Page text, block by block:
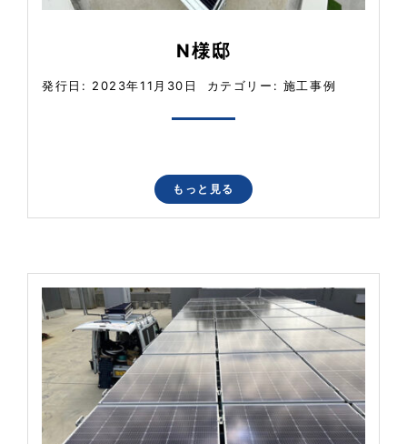
N様邸
発行日: 2023年11月30日 カテゴリー: 施工事例
もっと見る